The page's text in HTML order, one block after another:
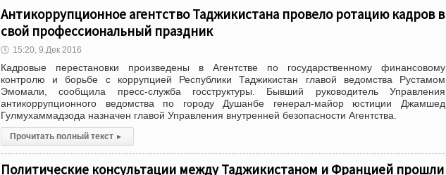
Антикоррупционное агентство Таджикистана провело ротацию кадров в
свой профессиональный праздник
🕔 15:20, 9.Дек 2016
Кадровые перестановки произведены в Агентстве по государственному финансовому
контролю и борьбе с коррупцией Республики Таджикистан главой ведомства Рустамом
Эмомали, сообщила пресс-служба госструктуры. Бывший руководитель Управления
антикоррупционного ведомства по городу Душанбе генерал-майор юстиции Джамшед
Гулмухаммадзода назначен главой Управления внутренней безопасности Агентства.
Прочитать полный текст ▸
Политические консультации между Таджикистаном и Францией прошли